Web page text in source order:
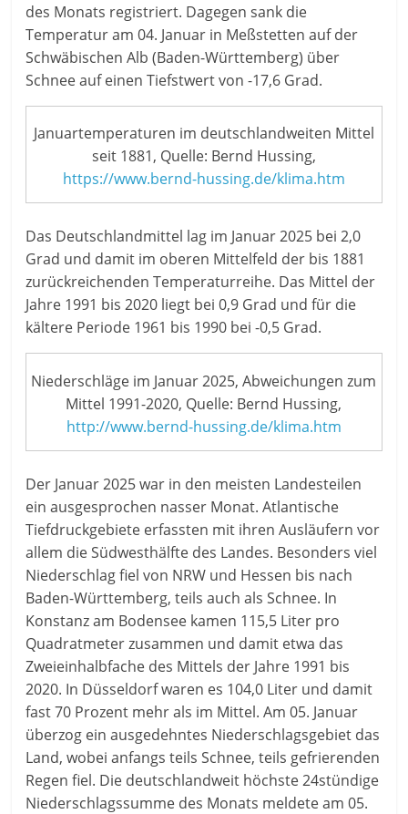
des Monats registriert. Dagegen sank die
Temperatur am 04. Januar in Meßstetten auf der
Schwäbischen Alb (Baden-Württemberg) über
Schnee auf einen Tiefstwert von -17,6 Grad.
Januartemperaturen im deutschlandweiten Mittel
seit 1881, Quelle: Bernd Hussing,
https://www.bernd-hussing.de/klima.htm
Das Deutschlandmittel lag im Januar 2025 bei 2,0
Grad und damit im oberen Mittelfeld der bis 1881
zurückreichenden Temperaturreihe. Das Mittel der
Jahre 1991 bis 2020 liegt bei 0,9 Grad und für die
kältere Periode 1961 bis 1990 bei -0,5 Grad.
Niederschläge im Januar 2025, Abweichungen zum
Mittel 1991-2020, Quelle: Bernd Hussing,
http://www.bernd-hussing.de/klima.htm
Der Januar 2025 war in den meisten Landesteilen
ein ausgesprochen nasser Monat. Atlantische
Tiefdruckgebiete erfassten mit ihren Ausläufern vor
allem die Südwesthälfte des Landes. Besonders viel
Niederschlag fiel von NRW und Hessen bis nach
Baden-Württemberg, teils auch als Schnee. In
Konstanz am Bodensee kamen 115,5 Liter pro
Quadratmeter zusammen und damit etwa das
Zweieinhalbfache des Mittels der Jahre 1991 bis
2020. In Düsseldorf waren es 104,0 Liter und damit
fast 70 Prozent mehr als im Mittel. Am 05. Januar
überzog ein ausgedehntes Niederschlagsgebiet das
Land, wobei anfangs teils Schnee, teils gefrierenden
Regen fiel. Die deutschlandweit höchste 24stündige
Niederschlagssumme des Monats meldete am 05.